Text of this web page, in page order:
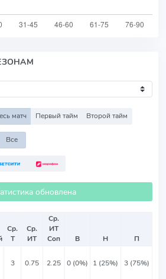
матч Первый тайм Второй тайм
Все
обновлена
Ср.
Т
Ср.
ИТ
Ср.
ИТ
Соп
В Н
П
3 0.75 2.25 0 (0%) 1 (25%) 3 (75%)